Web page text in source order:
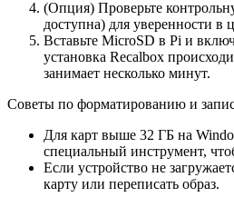
(Опция) Проверьте
доступна) для уверенности в
Вставьте MicroSD в Pi и
установка Recalbox
занимает несколько минут.
Советы по форматированию и
Для карт выше 32 ГБ на
специальный инструмент,
Если устройство не
карту или переписать образ.